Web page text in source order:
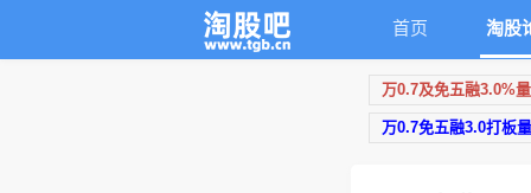
首页 淘股
万0.7及免五融3.0%
万0.7免五融3.0打板